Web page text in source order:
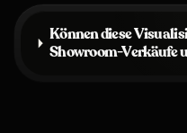
Können diese
Showroom-Verkäufe